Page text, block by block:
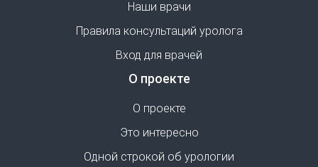
Наши врачи
Правила консультаций уролога
Вход для врачей
О проекте
О проекте
Это интересно
Одной строкой об урологии